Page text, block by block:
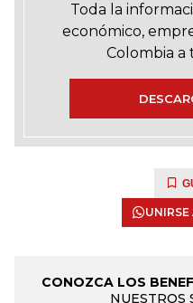
Toda la
económico,
Colombia a
CONOZCA LOS
NUESTROS